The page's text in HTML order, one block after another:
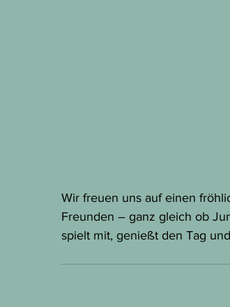
Wir freuen uns auf einen
Freunden – ganz gleich ob
spielt mit, genießt den Tag